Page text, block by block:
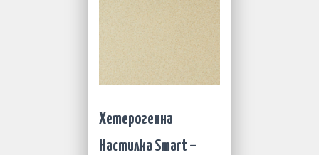
O
Хетерогенна
Настилка Smart –